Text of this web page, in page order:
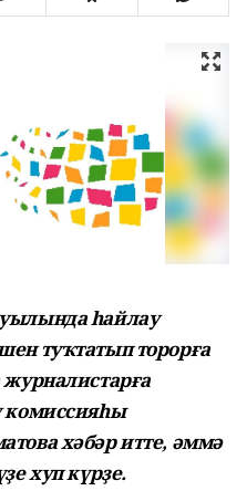
һайлау
туҡтатып торорға
комиссияһы
хәбәр итте, әммә
хуп күрҙе.